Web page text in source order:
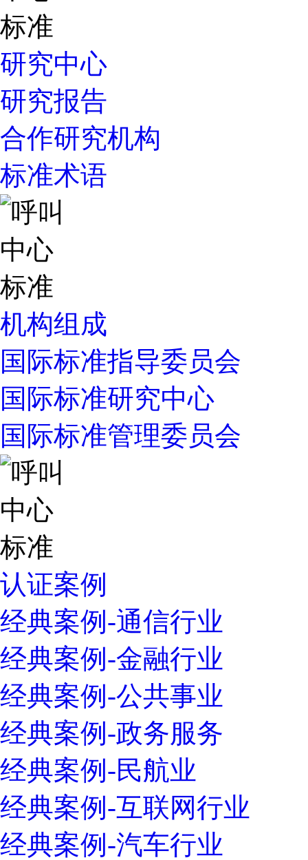
研究中心
研究报告
合作研究机构
标准术语
机构组成
国际标准指导委员会
国际标准研究中心
国际标准管理委员会
认证案例
经典案例-通信行业
经典案例-金融行业
经典案例-公共事业
经典案例-政务服务
经典案例-民航业
经典案例-互联网行业
经典案例-汽车行业